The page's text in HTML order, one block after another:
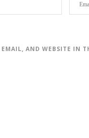
EMAIL, AND WEBSITE IN